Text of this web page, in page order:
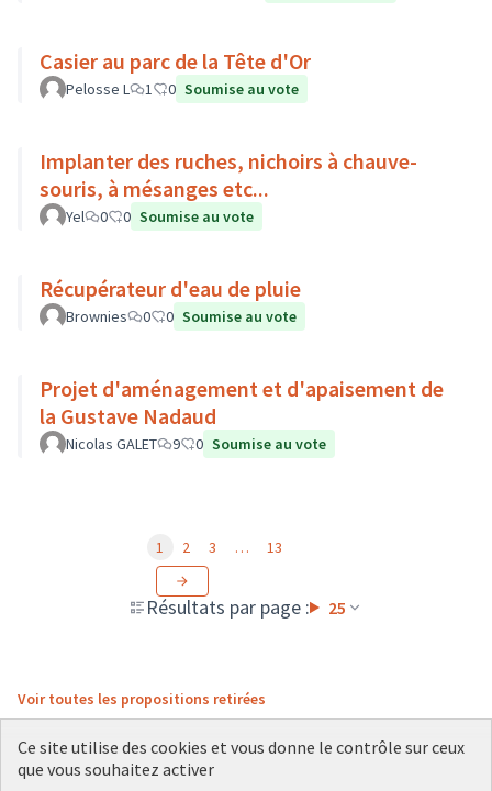
Casier au parc de la Tête d'Or
Pelosse L 1 0 Soumise au vote
Implanter des ruches, nichoirs à chauve-
souris, à mésanges etc...
Yel 0 0 Soumise au vote
Récupérateur d'eau de pluie
Brownies 0 0 Soumise au vote
Projet d'aménagement et d'apaisement de
la Gustave Nadaud
Nicolas GALET 9 0 Soumise au vote
Résultats par page : 25
1 2 3 … 13
Voir toutes les propositions retirées
Ce site utilise des cookies et vous donne le contrôle sur ceux
que vous souhaitez activer